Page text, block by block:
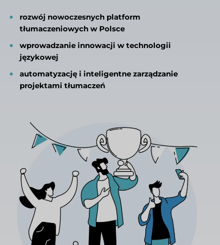
rozwój nowoczesnych platform
tłumaczeniowych w Polsce
wprowadzanie innowacji w technologii
językowej
automatyzację i inteligentne zarządzanie
projektami tłumaczeń